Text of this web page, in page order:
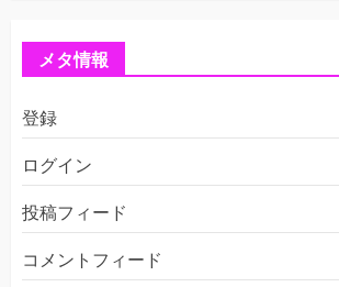
メタ情報
登録
ログイン
投稿フィード
コメントフィード